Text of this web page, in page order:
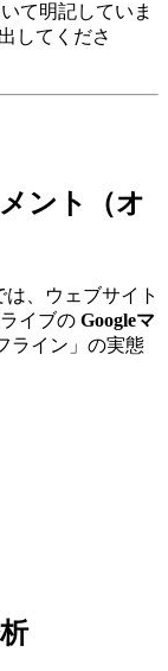
て明記していま
してくださ
ント（オ
、ウェブサイト
イブの Googleマ
ライン」の実態